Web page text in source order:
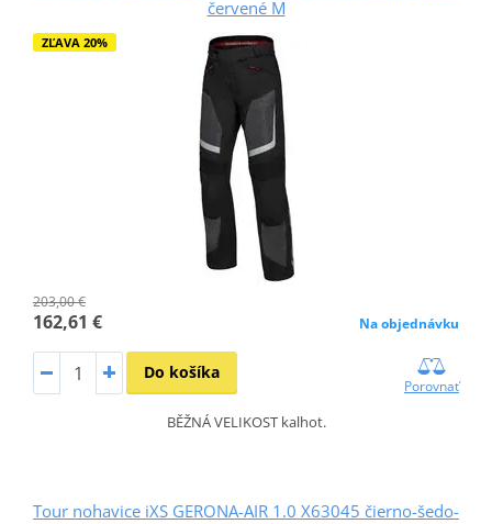
červené M
ZĽAVA 20%
203,00 €
162,61 € Na objednávku
Do košíka
Porovnať
BĚŽNÁ VELIKOST kalhot.
Tour nohavice iXS GERONA-AIR 1.0 X63045 čierno-šedo-